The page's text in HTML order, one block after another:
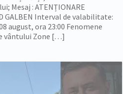
Mesaj : ATENȚIONARE
GALBEN Interval de valabilitate:
august, ora 23:00 Fenomene
vântului Zone […]